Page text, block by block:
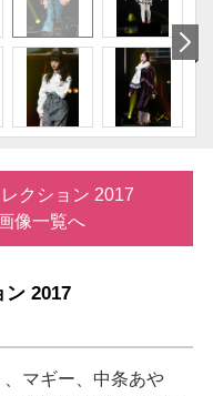
クション 2017
像一覧へ
ン 2017
、マギー、中条あ